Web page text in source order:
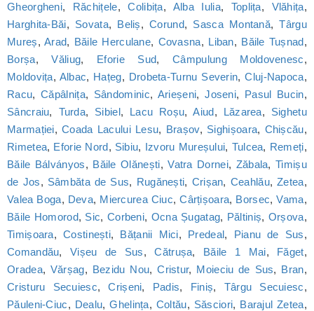
Gheorgheni, Răchițele,Colibița, Alba Iulia, Toplița, Vlăhița,
Harghita-Băi, Sovata, Beliș,Corund, Sasca Montană,Târgu
Mureș, Arad, Băile Herculane, Covasna, Liban, Băile Tușnad,
Borșa,Văliug, Eforie Sud,Câmpulung Moldovenesc,
Moldovița, Albac, Hațeg, Drobeta-Turnu Severin,Cluj-Napoca,
Racu,Căpâlnița, Sândominic, Arieșeni,Joseni, Pasul Bucin,
Sâncraiu, Turda, Sibiel, Lacu Roșu,Aiud, Lăzarea, Sighetu
Marmației,Coada Lacului Lesu, Brașov, Sighișoara, Chișcău,
Rimetea, Eforie Nord, Sibiu, Izvoru Mureșului, Tulcea, Remeți,
Băile Bálványos, Băile Olănești,Vatra Dornei, Zăbala,Timișu
de Jos, Sâmbăta de Sus, Rugănești, Crișan, Ceahlău,Zetea,
Valea Boga, Deva, Miercurea Ciuc,Cârțișoara, Borsec,Vama,
Băile Homorod, Sic, Corbeni, Ocna Șugatag, Păltiniș, Orșova,
Timișoara,Costinești, Bățanii Mici, Predeal, Pianu de Sus,
Comandău,Vișeu de Sus,Cătrușa, Băile 1 Mai, Făget,
Oradea, Vărșag, Bezidu Nou,Cristur, Moieciu de Sus, Bran,
Cristuru Secuiesc,Crișeni, Padis, Finiș, Târgu Secuiesc,
Păuleni-Ciuc, Dealu,Ghelința, Coltău, Săsciori, Barajul Zetea,